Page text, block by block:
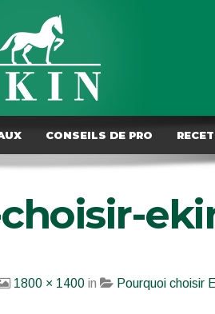
CONSEILS DE PRO
1800 × 1400in Pourquoi choisir